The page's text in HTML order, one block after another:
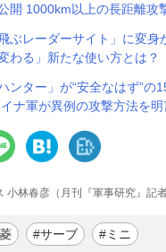
開 1000km以上の長距離攻
ぶレーダーサイト」に変身
わる」新たな使い方とは？
ンター」が“安全なはず”の
ナ軍が異例の攻撃方法を明
小林春彦（月刊『軍事研究』記者
#サーブ #ミニ